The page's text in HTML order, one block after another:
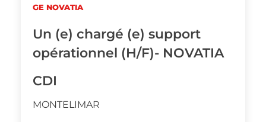
GE NOVATIA
Un (e) chargé (e) support
opérationnel (H/F)- NOVATIA
CDI
MONTELIMAR